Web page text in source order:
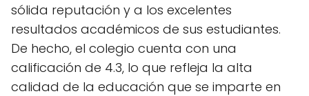
sólida reputación y a los excelentes
resultados académicos de sus estudiantes.
De hecho, el colegio cuenta con una
calificación de 4.3, lo que refleja la alta
calidad de la educación que se imparte en